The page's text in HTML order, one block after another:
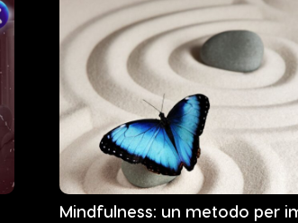
Mindfulness: un metodo per